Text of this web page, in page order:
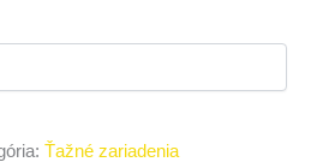
Ťažné zariadenia